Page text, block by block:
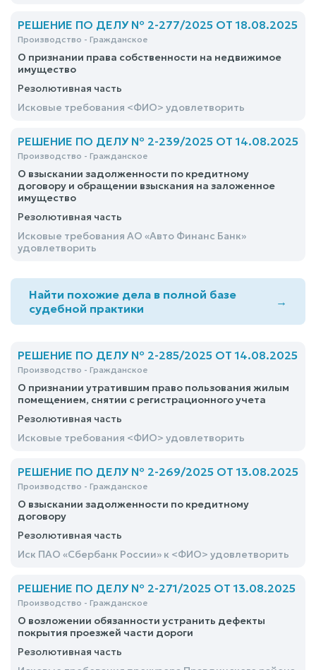
РЕШЕНИЕ ПО ДЕЛУ № 2-277/2025 ОТ 18.08.2025
Производство - Гражданское
О признании права собственности на недвижимое
имущество
Резолютивная часть
Исковые требования <ФИО> удовлетворить
РЕШЕНИЕ ПО ДЕЛУ № 2-239/2025 ОТ 14.08.2025
Производство - Гражданское
О взыскании задолженности по кредитному
договору и обращении взыскания на заложенное
имущество
Резолютивная часть
Исковые требования АО «Авто Финанс Банк»
удовлетворить
Найти похожие дела в полной базе
судебной практики
→
РЕШЕНИЕ ПО ДЕЛУ № 2-285/2025 ОТ 14.08.2025
Производство - Гражданское
О признании утратившим право пользования жилым
помещением, снятии с регистрационного учета
Резолютивная часть
Исковые требования <ФИО> удовлетворить
РЕШЕНИЕ ПО ДЕЛУ № 2-269/2025 ОТ 13.08.2025
Производство - Гражданское
О взыскании задолженности по кредитному
договору
Резолютивная часть
Иск ПАО «Сбербанк России» к <ФИО> удовлетворить
РЕШЕНИЕ ПО ДЕЛУ № 2-271/2025 ОТ 13.08.2025
Производство - Гражданское
О возложении обязанности устранить дефекты
покрытия проезжей части дороги
Резолютивная часть